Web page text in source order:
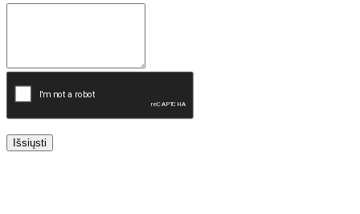
Išsiųsti